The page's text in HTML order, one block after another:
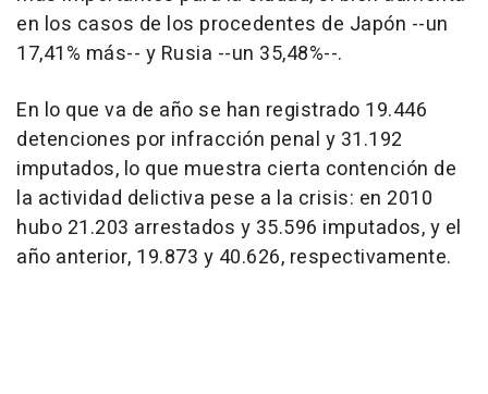
en los casos de los procedentes de Japón --un
17,41% más-- y Rusia --un 35,48%--.
En lo que va de año se han registrado 19.446
detenciones por infracción penal y 31.192
imputados, lo que muestra cierta contención de
la actividad delictiva pese a la crisis: en 2010
hubo 21.203 arrestados y 35.596 imputados, y el
año anterior, 19.873 y 40.626, respectivamente.